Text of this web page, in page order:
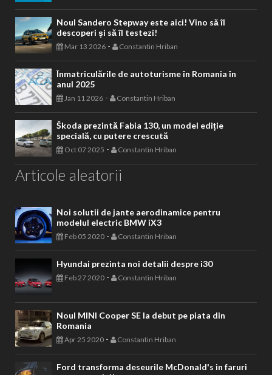
Noul Sandero Stepway este aici! Vino să îl
descoperi și să îl testezi!
Mar 13 2026 - Constantin Hriban
Înmatriculările de autoturisme în Romania în
anul 2025
Jan 11 2026 - Constantin Hriban
Škoda prezintă Fabia 130, un model ediție
specială, cu putere crescută
Oct 07 2025 - Constantin Hriban
Articole aleatorii
Noi solutii de jante aerodinamice pentru
modelul electric BMW iX3
Feb 05 2020 - Constantin Hriban
Hyundai prezinta noi detalii despre i30
Feb 27 2020 - Constantin Hriban
Noul MINI Cooper SE la debut pe piata din
Romania
Apr 25 2020 - Constantin Hriban
Ford transforma deseurile McDonald's in faruri